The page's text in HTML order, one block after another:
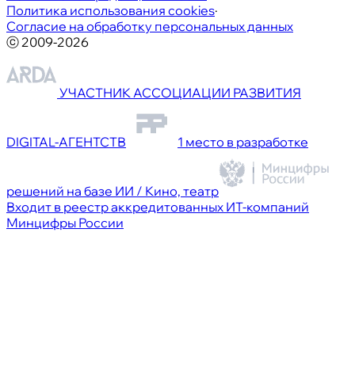
Политика использования cookies·
Согласие на обработку персональных данных
ⓒ 2009-2026
УЧАСТНИК АССОЦИАЦИИ РАЗВИТИЯ
DIGITAL-АГЕНТСТВ 1 место в разработке
решений на базе ИИ / Кино, театр
Входит в реестр аккредитованных ИТ-компаний
Минцифры России